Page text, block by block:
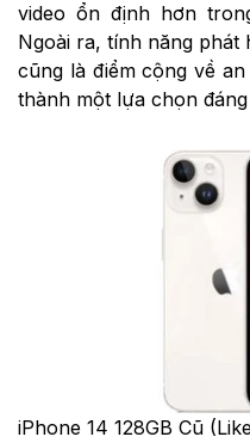
video ổn định hơn
Ngoài ra, tính năng phát
cũng là điểm cộng về
thành một lựa chọn
iPhone 14 128GB Cũ